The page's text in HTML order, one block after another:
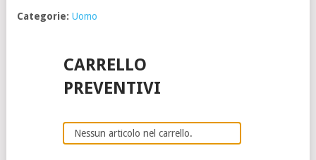
Categorie: Uomo
CARRELLO
PREVENTIVI
Nessun articolo nel carrello.